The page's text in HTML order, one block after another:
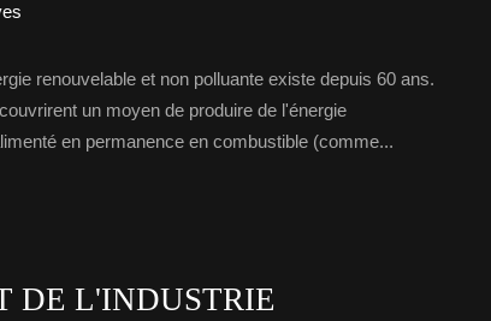
renouvelable et non polluante existe depuis 60 ans.
un moyen de produire de l'énergie
en permanence en combustible (comme...
DE L'INDUSTRIE